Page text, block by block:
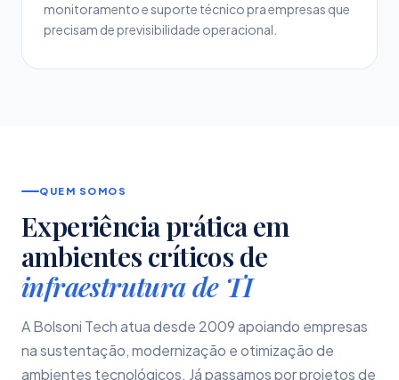
monitoramento e suporte técnico pra empresas que
precisam de previsibilidade operacional.
QUEM SOMOS
Experiência prática em
ambientes críticos de
infraestrutura de TI
A Bolsoni Tech atua desde 2009 apoiando empresas
na sustentação, modernização e otimização de
ambientes tecnológicos. Já passamos por projetos de